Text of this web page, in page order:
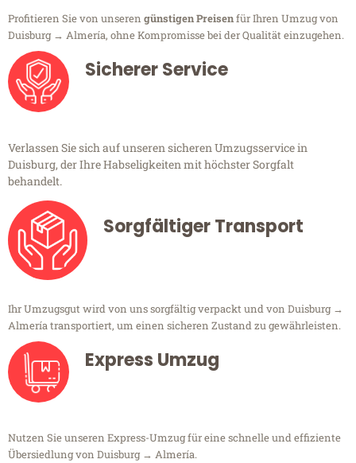
Profitieren Sie von unseren günstigen Preisenfür Ihren Umzug von
Duisburg → Almería, ohne Kompromisse bei der Qualität einzugehen.
Sicherer Service
Verlassen Sie sich auf unseren sicheren Umzugsservice in
Duisburg, der Ihre Habseligkeiten mit höchster Sorgfalt
behandelt.
Sorgfältiger Transport
Ihr Umzugsgut wird von uns sorgfältig verpackt und von Duisburg →
Almería transportiert, um einen sicheren Zustand zu gewährleisten.
Express Umzug
Nutzen Sie unseren Express-Umzug für eine schnelle und effiziente
Übersiedlung von Duisburg → Almería.